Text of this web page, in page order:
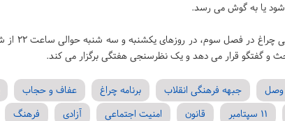
یا به گوش می رسد.
و گفتگو قرار می دهد و یک نظرسنجی هفتگی برگزار می کند.
وصل جبهه فرهنگی انقلاب برنامه چراغ عفاف و حجاب
11 سپتامبر قانون امنیت اجتماعی آزادی فرهنگ